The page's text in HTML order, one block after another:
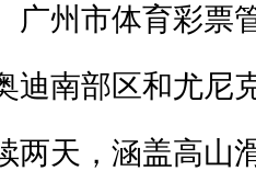
广州市体育彩票
迪南部区和尤尼
两天，涵盖高山